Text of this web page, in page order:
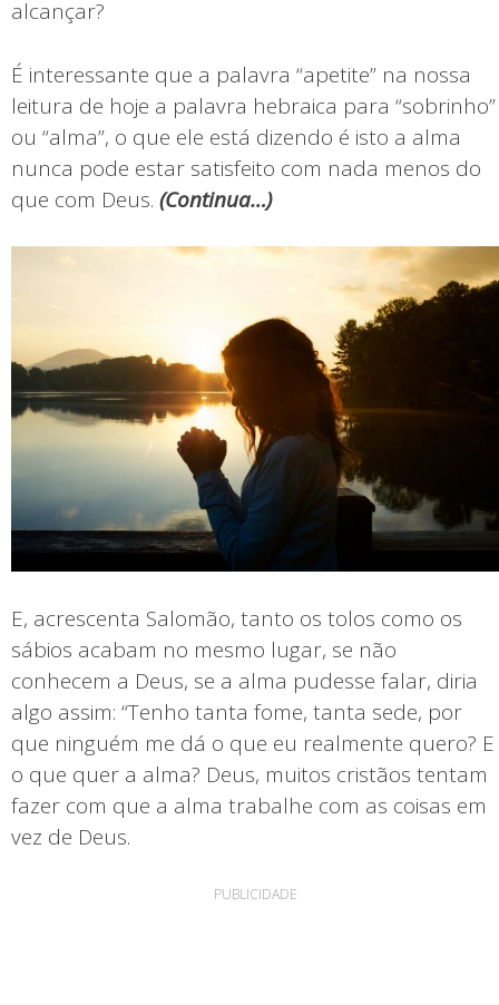
alcançar?
É interessante que a palavra “apetite” na nossa
leitura de hoje a palavra hebraica para “sobrinho”
ou “alma”, o que ele está dizendo é isto a alma
nunca pode estar satisfeito com nada menos do
que com Deus. (Continua…)
E, acrescenta Salomão, tanto os tolos como os
sábios acabam no mesmo lugar, se não
conhecem a Deus, se a alma pudesse falar, diria
algo assim: “Tenho tanta fome, tanta sede, por
que ninguém me dá o que eu realmente quero? E
o que quer a alma? Deus, muitos cristãos tentam
fazer com que a alma trabalhe com as coisas em
vez de Deus.
PUBLICIDADE